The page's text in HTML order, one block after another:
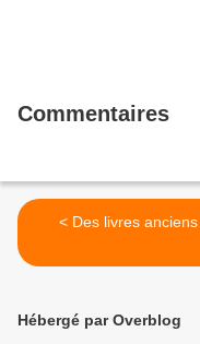
Commentaires
< Des livres anciens
Hébergé par Overblog